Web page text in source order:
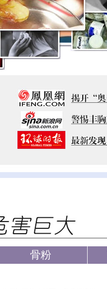
骨粉